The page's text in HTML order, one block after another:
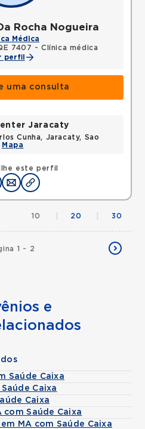
Rocha Nogueira
Médica
7407 - Clínica médica
perfil
uma consulta
este perfil
Jaracaty
Cunha, Jaracaty, Sao
Mapa
1 - 2
10 20 30
e
Saúde Caixa
Caixa
Caixa
com Saúde Caixa
MA com Saúde Caixa